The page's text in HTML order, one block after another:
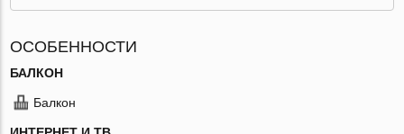
ОСОБЕННОСТИ
БАЛКОН
Балкон